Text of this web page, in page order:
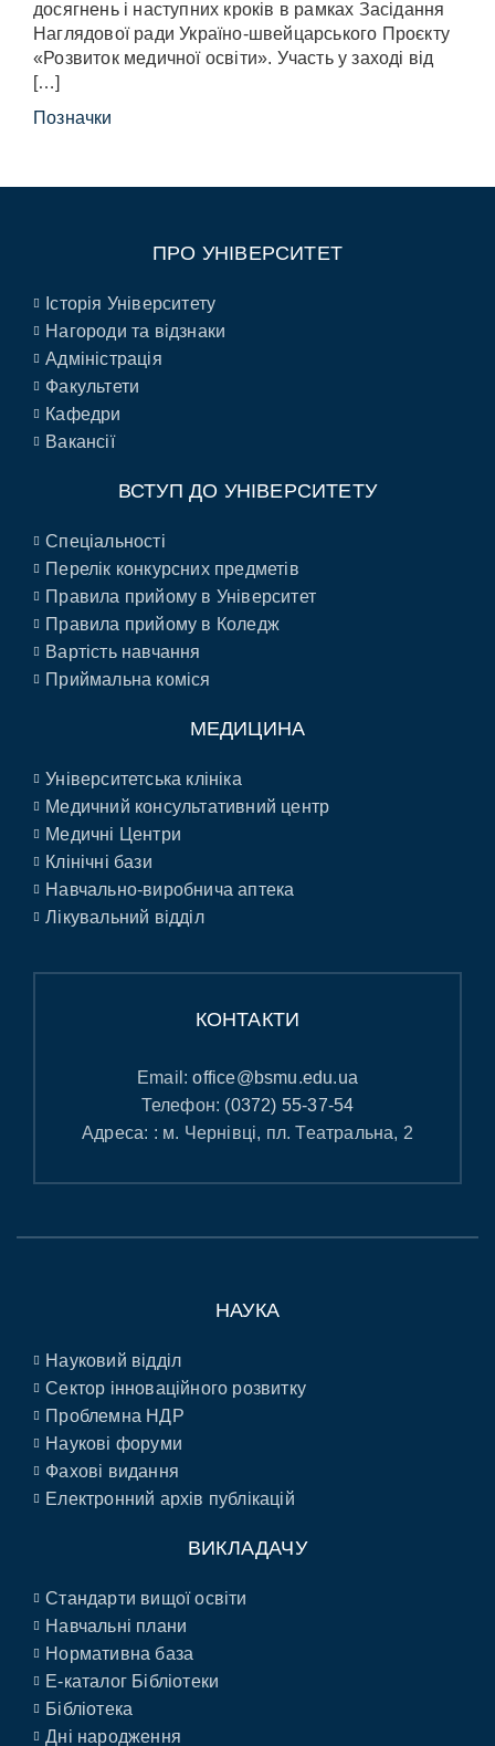
досягнень і наступних кроків в рамках Засідання
Наглядової ради Україно-швейцарського Проєкту
«Розвиток медичної освіти». Участь у заході від
[…]
Позначки
ПРО УНІВЕРСИТЕТ
Історія Університету
Нагороди та відзнаки
Адміністрація
Факультети
Кафедри
Вакансії
ВСТУП ДО УНІВЕРСИТЕТУ
Спеціальності
Перелік конкурсних предметів
Правила прийому в Університет
Правила прийому в Коледж
Вартість навчання
Приймальна коміся
МЕДИЦИНА
Університетська клініка
Медичний консультативний центр
Медичні Центри
Клінічні бази
Навчально-виробнича аптека
Лікувальний відділ
КОНТАКТИ
Email:office@bsmu.edu.ua
Телефон: (0372) 55-37-54
Адреса: : м. Чернівці, пл. Театральна, 2
НАУКА
Науковий відділ
Сектор інноваційного розвитку
Проблемна НДР
Наукові форуми
Фахові видання
Електронний архів публікацій
ВИКЛАДАЧУ
Стандарти вищої освіти
Навчальні плани
Нормативна база
E-каталог Бібліотеки
Бібліотека
Дні народження